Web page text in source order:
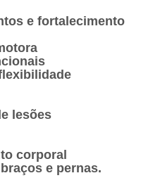
e fortalecimento
lesões
corporal
e pernas.